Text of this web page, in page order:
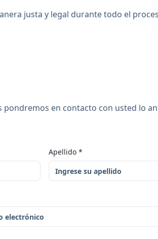
justa y legal durante todo el
pondremos en contacto con usted lo
Apellido *